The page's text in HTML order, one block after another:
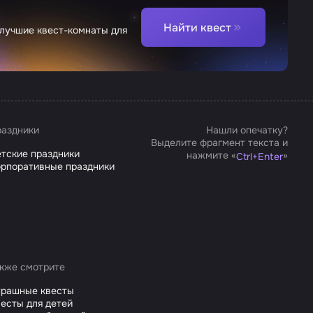
квест-комнаты для
Найти квест
праздники
праздники
смотрите
квесты
для детей
Нашли опечатку?
Выделите фрагмент текста и
нажмите «Ctrl+Enter»